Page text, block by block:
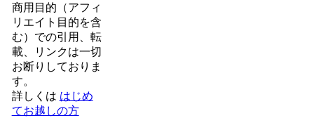
商用目的（アフィ
リエイト目的を含
む）での引用、転
載、リンクは一切
お断りしておりま
す。
詳しくは はじめ
てお越しの方